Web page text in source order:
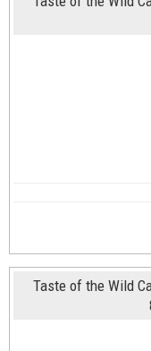
Taste of the Wild